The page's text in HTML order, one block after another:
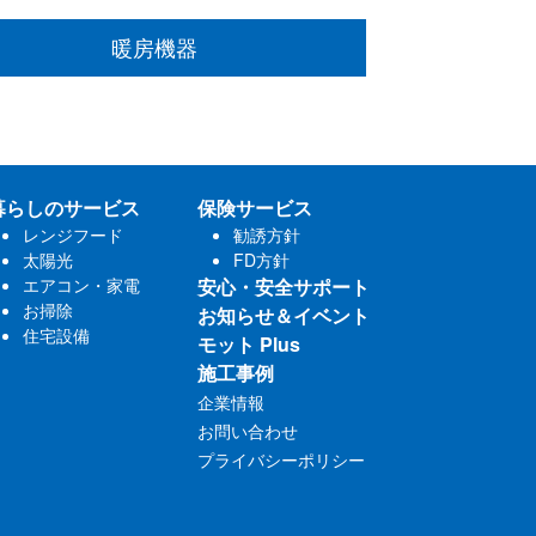
暖房機器
らしのサービス
レンジフード
太陽光
エアコン・家電
お掃除
住宅設備
保険サービス
勧誘方針
FD方針
安心・安全サポート
お知らせ＆イベント
モット Plus
施工事例
企業情報
お問い合わせ
プライバシーポリシー